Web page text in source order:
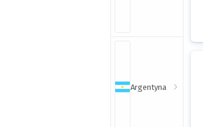
Argentyna